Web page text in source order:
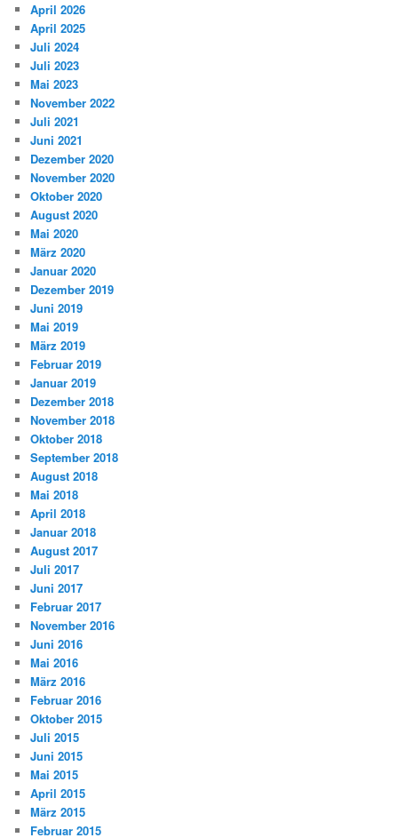
April 2026
April 2025
Juli 2024
Juli 2023
Mai 2023
November 2022
Juli 2021
Juni 2021
Dezember 2020
November 2020
Oktober 2020
August 2020
Mai 2020
März 2020
Januar 2020
Dezember 2019
Juni 2019
Mai 2019
März 2019
Februar 2019
Januar 2019
Dezember 2018
November 2018
Oktober 2018
September 2018
August 2018
Mai 2018
April 2018
Januar 2018
August 2017
Juli 2017
Juni 2017
Februar 2017
November 2016
Juni 2016
Mai 2016
März 2016
Februar 2016
Oktober 2015
Juli 2015
Juni 2015
Mai 2015
April 2015
März 2015
Februar 2015